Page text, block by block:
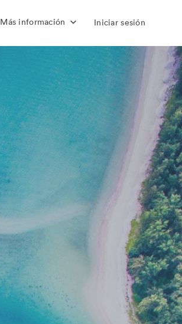
Más información Iniciar sesión